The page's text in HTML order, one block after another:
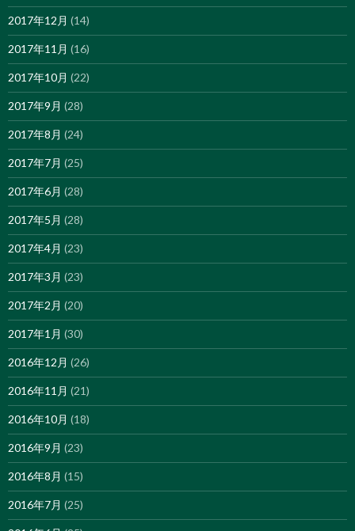
2017年12月 (14)
2017年11月 (16)
2017年10月 (22)
2017年9月 (28)
2017年8月 (24)
2017年7月 (25)
2017年6月 (28)
2017年5月 (28)
2017年4月 (23)
2017年3月 (23)
2017年2月 (20)
2017年1月 (30)
2016年12月 (26)
2016年11月 (21)
2016年10月 (18)
2016年9月 (23)
2016年8月 (15)
2016年7月 (25)